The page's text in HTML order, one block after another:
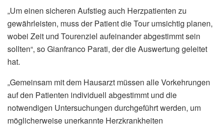
„Um einen sicheren Aufstieg auch Herzpatienten zu
gewährleisten, muss der Patient die Tour umsichtig planen,
wobei Zeit und Tourenziel aufeinander abgestimmt sein
sollten“, so Gianfranco Parati, der die Auswertung geleitet
hat.
„Gemeinsam mit dem Hausarzt müssen alle Vorkehrungen
auf den Patienten individuell abgestimmt und die
notwendigen Untersuchungen durchgeführt werden, um
möglicherweise unerkannte Herzkrankheiten